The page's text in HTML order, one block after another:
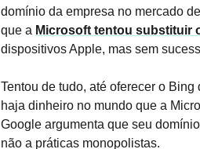
domínio da empresa no mercado
que a Microsoft tentou substituir
dispositivos Apple, mas sem
Tentou de tudo, até oferecer o
haja dinheiro no mundo que a
Google argumenta que seu
não a práticas monopolistas.